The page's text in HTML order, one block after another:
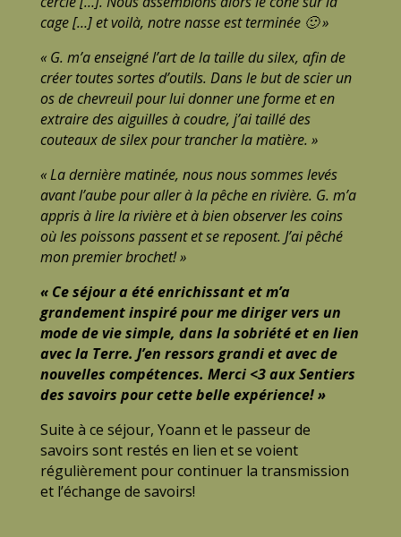
cage […] et voilà, notre nasse est terminée 🙂 »
« G. m’a enseigné l’art de la taille du silex, afin de
créer toutes sortes d’outils. Dans le but de scier un
os de chevreuil pour lui donner une forme et en
extraire des aiguilles à coudre, j’ai taillé des
couteaux de silex pour trancher la matière. »
« La dernière matinée, nous nous sommes levés
avant l’aube pour aller à la pêche en rivière. G. m’a
appris à lire la rivière et à bien observer les coins
où les poissons passent et se reposent. J’ai pêché
mon premier brochet! »
« Ce séjour a été enrichissant et m’a
grandement inspiré pour me diriger vers un
mode de vie simple, dans la sobriété et en lien
avec la Terre. J’en ressors grandi et avec de
nouvelles compétences. Merci <3 aux Sentiers
des savoirs pour cette belle expérience! »
Suite à ce séjour, Yoann et le passeur de
savoirs sont restés en lien et se voient
régulièrement pour continuer la transmission
et l’échange de savoirs!